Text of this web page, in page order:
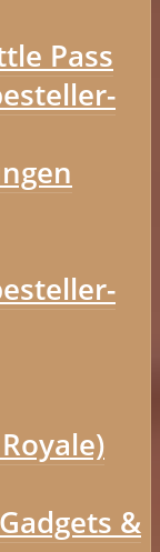
Pass
&